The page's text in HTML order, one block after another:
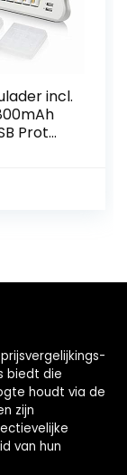
incl.
Prot
biedt die
houdt via de
zijn
van hun